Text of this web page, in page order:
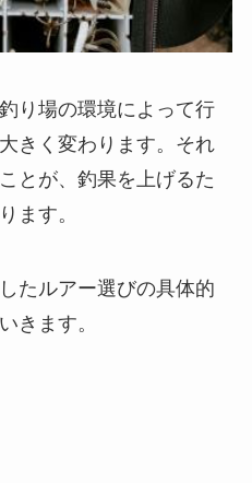
り場の環境によって行
きく変わります。それ
とが、釣果を上げるた
ます。
たルアー選びの具体的
きます。